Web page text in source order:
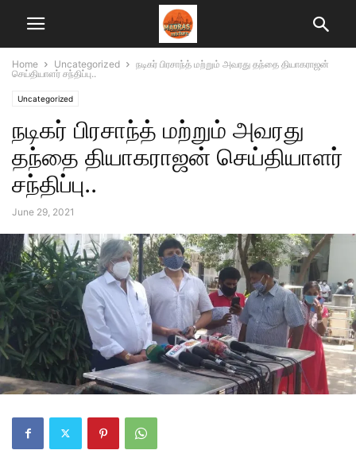
Home Uncategorized
நடிகர் பிரசாந்த் மற்றும் அவரது தந்தை தியாகராஜன்
செய்தியாளர் சந்திப்பு..
Uncategorized
நடிகர் பிரசாந்த் மற்றும் அவரது
தந்தை தியாகராஜன் செய்தியாளர்
சந்திப்பு..
June 29, 2021